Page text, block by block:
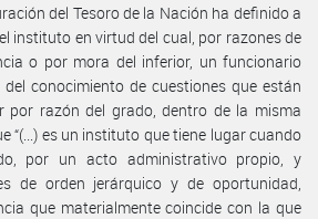
del Tesoro de la Nación ha definido a
instituto en virtud del cual, por razones de
o por mora del inferior, un funcionario
conocimiento de cuestiones que están
por razón del grado, dentro de la misma
“(...) es un instituto que tiene lugar cuando
por un acto administrativo propio, y
de orden jerárquico y de oportunidad,
que materialmente coincide con la que